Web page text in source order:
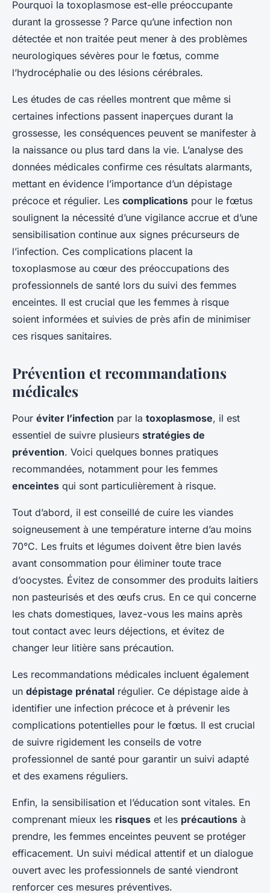
Pourquoi la toxoplasmose est-elle préoccupante
durant la grossesse ? Parce qu’une infection non
détectée et non traitée peut mener à des problèmes
neurologiques sévères pour le fœtus, comme
l’hydrocéphalie ou des lésions cérébrales.
Les études de cas réelles montrent que même si
certaines infections passent inaperçues durant la
grossesse, les conséquences peuvent se manifester à
la naissance ou plus tard dans la vie. L’analyse des
données médicales confirme ces résultats alarmants,
mettant en évidence l’importance d’un dépistage
précoce et régulier. Les complications pour le fœtus
soulignent la nécessité d’une vigilance accrue et d’une
sensibilisation continue aux signes précurseurs de
l’infection. Ces complications placent la
toxoplasmose au cœur des préoccupations des
professionnels de santé lors du suivi des femmes
enceintes. Il est crucial que les femmes à risque
soient informées et suivies de près afin de minimiser
ces risques sanitaires.
Prévention et recommandations
médicales
Pour éviter l’infection par la toxoplasmose, il est
essentiel de suivre plusieurs stratégies de
prévention. Voici quelques bonnes pratiques
recommandées, notamment pour les femmes
enceintes qui sont particulièrement à risque.
Tout d’abord, il est conseillé de cuire les viandes
soigneusement à une température interne d’au moins
70°C. Les fruits et légumes doivent être bien lavés
avant consommation pour éliminer toute trace
d’oocystes. Évitez de consommer des produits laitiers
non pasteurisés et des œufs crus. En ce qui concerne
les chats domestiques, lavez-vous les mains après
tout contact avec leurs déjections, et évitez de
changer leur litière sans précaution.
Les recommandations médicales incluent également
un dépistage prénatal régulier. Ce dépistage aide à
identifier une infection précoce et à prévenir les
complications potentielles pour le fœtus. Il est crucial
de suivre rigidement les conseils de votre
professionnel de santé pour garantir un suivi adapté
et des examens réguliers.
Enfin, la sensibilisation et l’éducation sont vitales. En
comprenant mieux les risques et les précautions à
prendre, les femmes enceintes peuvent se protéger
efficacement. Un suivi médical attentif et un dialogue
ouvert avec les professionnels de santé viendront
renforcer ces mesures préventives.